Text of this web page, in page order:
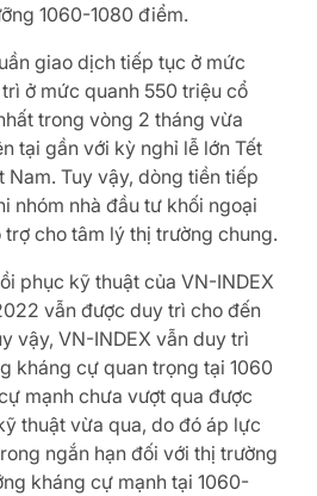
1060-1080 điểm.
giao dịch tiếp tục ở mức
ở mức quanh 550 triệu cổ
trong vòng 2 tháng vừa
tại gần với kỳ nghỉ lễ lớn Tết
Nam. Tuy vậy, dòng tiền tiếp
nhóm nhà đầu tư khối ngoại
cho tâm lý thị trường chung.
phục kỹ thuật của VN-INDEX
vẫn được duy trì cho đến
vậy, VN-INDEX vẫn duy trì
kháng cự quan trọng tại 1060
mạnh chưa vượt qua được
thuật vừa qua, do đó áp lực
ngắn hạn đối với thị trường
kháng cự mạnh tại 1060-